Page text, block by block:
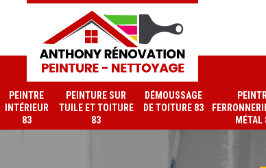
PEINTRE
INTÉRIEUR
83
PEINTURE SUR
TUILE ET TOITURE
83
DÉMOUSSAGE
DE TOITURE 83
MÉTAL